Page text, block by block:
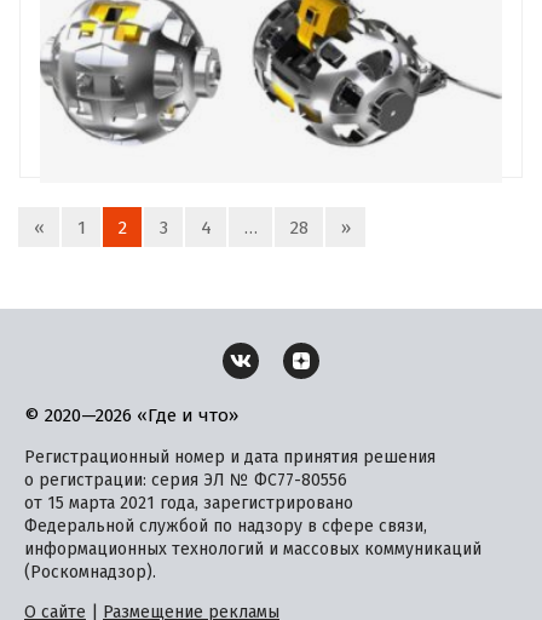
« 1 2 3 4 … 28 »
© 2020—2026 «Где и что»
Регистрационный номер и дата принятия решения
о регистрации: серия ЭЛ № ФС77-80556
от 15 марта 2021 года, зарегистрировано
Федеральной службой по надзору в сфере связи,
информационных технологий и массовых коммуникаций
(Роскомнадзор).
О сайте
Размещение рекламы